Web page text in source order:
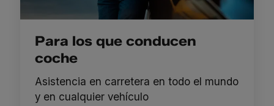
Para los que conducen
coche
Asistencia en carretera en todo el mundo
y en cualquier vehículo